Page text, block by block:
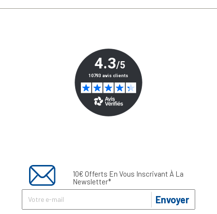
10€ Offerts En Vous Inscrivant À La
Newsletter*
Envoyer